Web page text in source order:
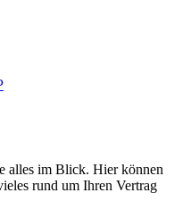
alles im Blick. Hier können
rund um Ihren Vertrag